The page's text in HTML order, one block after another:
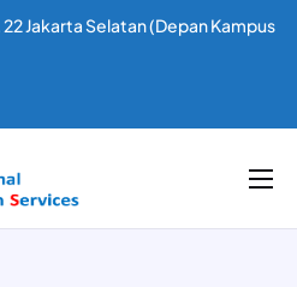
Jakarta Selatan (Depan Kampus